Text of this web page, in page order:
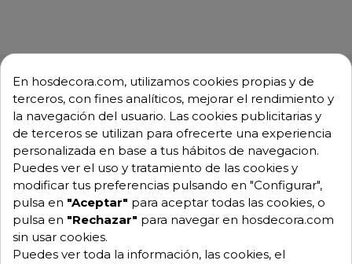
Descripción Detalles de producto
Nevera Mixta con departamento de
pescado CASRP-210-5
Exterior en acero inox AISI-304 18/10, excepto el
respaldo
En hosdecora.com, utilizamos cookies propias y de
terceros, con fines analíticos, mejorar el rendimiento y
la navegación del usuario. Las cookies publicitarias y
de terceros se utilizan para ofrecerte una experiencia
personalizada en base a tus hábitos de navegacion.
Puedes ver el uso y tratamiento de las cookies y
modificar tus preferencias pulsando en "Configurar",
pulsa en "Aceptar" para aceptar todas las cookies, o
pulsa en "Rechazar" para navegar en hosdecora.com
sin usar cookies.
Puedes ver toda la información, las cookies, el